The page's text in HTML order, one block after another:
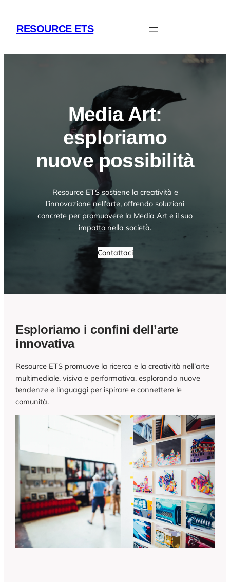
contenuto
RESOURCE ETS
Media Art:
esploriamo
nuove possibilità
Resource ETS sostiene la creatività e
l’innovazione nell’arte, offrendo soluzioni
concrete per promuovere la Media Art e il suo
impatto nella società.
Contattaci
Esploriamo i confini dell’arte
innovativa
Resource ETS promuove la ricerca e la creatività nell’arte
multimediale, visiva e performativa, esplorando nuove
tendenze e linguaggi per ispirare e connettere le
comunità.